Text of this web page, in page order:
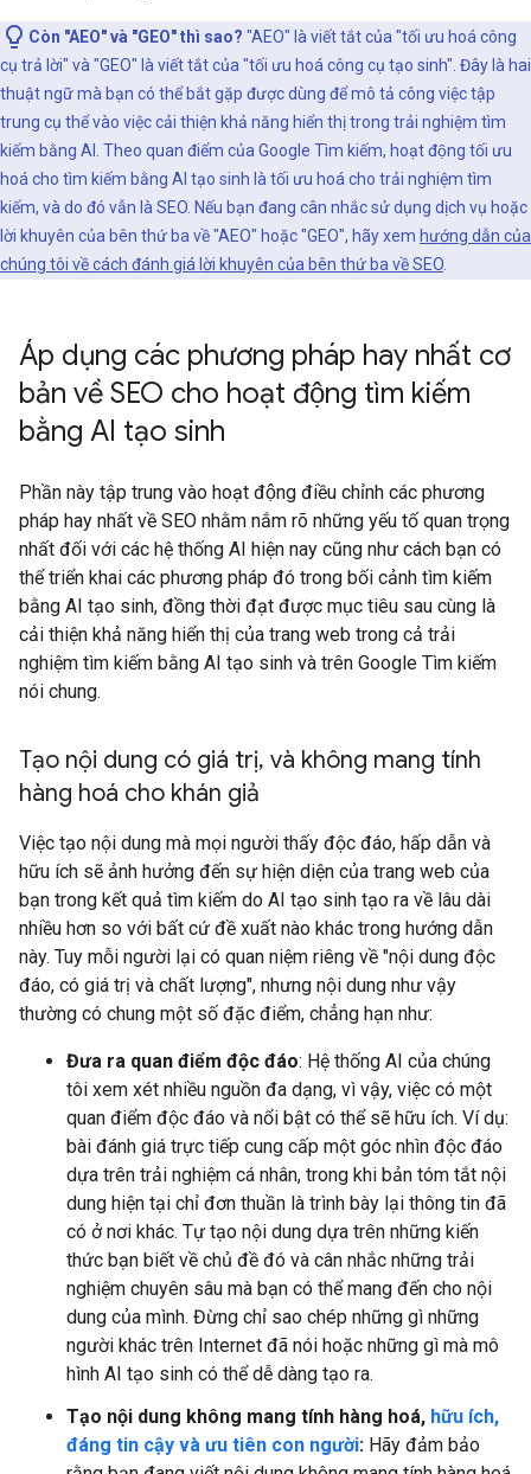
Còn "AEO" và "GEO" thì sao? "AEO" là viết tắt của "tối ưu hoá công
cụ trả lời" và "GEO" là viết tắt của "tối ưu hoá công cụ tạo sinh". Đây là hai
thuật ngữ mà bạn có thể bắt gặp được dùng để mô tả công việc tập
trung cụ thể vào việc cải thiện khả năng hiển thị trong trải nghiệm tìm
kiếm bằng AI. Theo quan điểm của Google Tìm kiếm, hoạt động tối ưu
hoá cho tìm kiếm bằng AI tạo sinh là tối ưu hoá cho trải nghiệm tìm
kiếm, và do đó vẫn là SEO. Nếu bạn đang cân nhắc sử dụng dịch vụ hoặc
lời khuyên của bên thứ ba về "AEO" hoặc "GEO", hãy xem hướng dẫn của
chúng tôi về cách đánh giá lời khuyên của bên thứ ba về SEO
Áp dụng các phương pháp hay nhất cơ
bản về SEO cho hoạt động tìm kiếm
bằng AI tạo sinh
Phần này tập trung vào hoạt động điều chỉnh các phương
pháp hay nhất về SEO nhằm nắm rõ những yếu tố quan trọng
nhất đối với các hệ thống AI hiện nay cũng như cách bạn có
thể triển khai các phương pháp đó trong bối cảnh tìm kiếm
bằng AI tạo sinh, đồng thời đạt được mục tiêu sau cùng là
cải thiện khả năng hiển thị của trang web trong cả trải
nghiệm tìm kiếm bằng AI tạo sinh và trên Google Tìm kiếm
nói chung.
Tạo nội dung có giá trị, và không mang tính
hàng hoá cho khán giả
Việc tạo nội dung mà mọi người thấy độc đáo, hấp dẫn và
hữu ích sẽ ảnh hưởng đến sự hiện diện của trang web của
bạn trong kết quả tìm kiếm do AI tạo sinh tạo ra về lâu dài
nhiều hơn so với bất cứ đề xuất nào khác trong hướng dẫn
này. Tuy mỗi người lại có quan niệm riêng về "nội dung độc
đáo, có giá trị và chất lượng", nhưng nội dung như vậy
thường có chung một số đặc điểm, chẳng hạn như:
Đưa ra quan điểm độc đáo: Hệ thống AI của chúng
tôi xem xét nhiều nguồn đa dạng, vì vậy, việc có một
quan điểm độc đáo và nổi bật có thể sẽ hữu ích. Ví dụ:
bài đánh giá trực tiếp cung cấp một góc nhìn độc đáo
dựa trên trải nghiệm cá nhân, trong khi bản tóm tắt nội
dung hiện tại chỉ đơn thuần là trình bày lại thông tin đã
có ở nơi khác. Tự tạo nội dung dựa trên những kiến
thức bạn biết về chủ đề đó và cân nhắc những trải
nghiệm chuyên sâu mà bạn có thể mang đến cho nội
dung của mình. Đừng chỉ sao chép những gì những
người khác trên Internet đã nói hoặc những gì mà mô
hình AI tạo sinh có thể dễ dàng tạo ra.
Tạo nội dung không mang tính hàng hoá, hữu ích,
đáng tin cậy và ưu tiên con người: Hãy đảm bảo